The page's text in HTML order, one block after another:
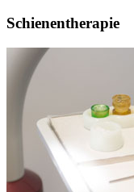
Schienentherapie